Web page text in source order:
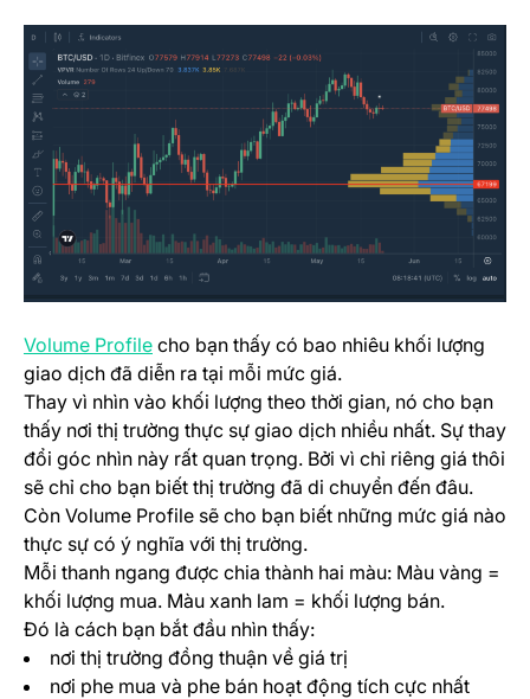
Volume Profile(opens in a new tab)
cho bạn thấy có bao nhiêu khối lượng
giao dịch đã diễn ra tại mỗi mức giá.
Thay vì nhìn vào khối lượng theo thời gian, nó cho bạn
thấy nơi thị trường thực sự giao dịch nhiều nhất. Sự thay
đổi góc nhìn này rất quan trọng. Bởi vì chỉ riêng giá thôi
sẽ chỉ cho bạn biết thị trường đã di chuyển đến đâu.
Còn Volume Profile sẽ cho bạn biết những mức giá nào
thực sự có ý nghĩa với thị trường.
Mỗi thanh ngang được chia thành hai màu: Màu vàng =
khối lượng mua. Màu xanh lam = khối lượng bán.
Đó là cách bạn bắt đầu nhìn thấy:
nơi thị trường đồng thuận về giá trị
nơi phe mua và phe bán hoạt động tích cực nhất